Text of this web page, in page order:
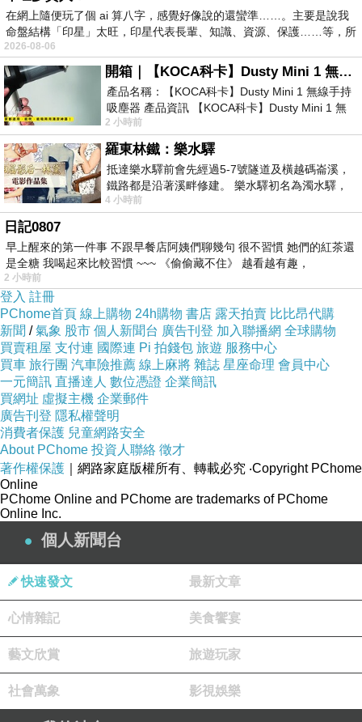
在網上隨便玩了個 ai 算八字，感覺好像說的還蠻準……。主要是說我
命盤結構「印星」太旺，印星代表長輩、知識、資源、保護……等，所
2026-08-06
開箱｜【KOCA科卡】Dusty Mini 1 無線手持吸塵器
產品名稱：【KOCA科卡】Dusty Mini 1 無線手持
吸塵器 產品資訊 【KOCA科卡】Dusty Mini 1 無
線手持吸塵器評語： 能吸、能吹兼具兩
2 小時前
羅東林鐵：樂水驛
抵達樂水驛前會先經過5-7號隧道及橫越碼崙溪，
鐵路都是沿著溪畔修建。 樂水驛初名為濁水驛，
但因與臺鐵集集線車站同名，於1953
4 小時前
日記0807
早上醒來的第一件事 不跟早餐店阿姨們聊幾句 很不習慣 她們的紅茶還
是全糖 我喝起來比較習慣 ~~~ 《偷偷藏不住》 越看越有趣，
2 小時前
登入 註冊
PChome首頁 線上購物 24h購物 書店 露天拍賣 比比昂代購
新聞 /氣象 股市 個人新聞台 廣告刊登 加入聯播網 全球購物
買賣租屋 支付連 國際連 Pi 拍錢包 旅遊 服務中心
買車 旅行團 汽車險推薦 線上麻將 雜誌 星座命理 會員中心
一元簡訊 直播達人 數位憑證 企業簡訊
買網址 虛擬主機 企業郵件
廣告刊登 隱私權聲明
消費者保護 兒童網路安全
About PChome 投資人聯絡 徵才
著作權保護 ｜網路家庭版權所有、轉載必究 ‧Copyright PChome
Online
PChome Online and PChome are trademarks of PChome
Online Inc.
個人新聞台
快速發文 最新文章
心情雜記 美食饗宴
藝文欣賞 旅遊玩家
社會萬象 影視娛樂